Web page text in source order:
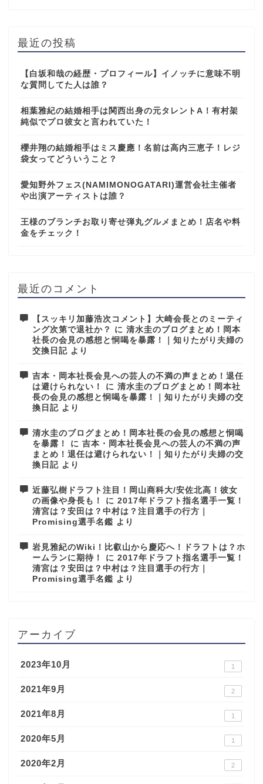
最近の投稿
【白坂和哉の経歴・プロフィール】イノッチに意味不明
な質問してた人は誰？
相葉雅紀の結婚相手は関西出身の元タレントA！有村架
純似でプロ彼女と言われていた！
櫻井翔の結婚相手はミス慶應！名前は高内三恵子！レジ
袋女ってどういうこと？
愛知野外フェス(NAMIMONOGATARI)運営会社主催者
や出演アーティストは誰？
王様のブランチお取り寄せ弾丸グルメまとめ！店名や料
金をチェック！
最近のコメント
【スッキリ加藤浩次コメント】大崎会長とのミーティ
ング次第で退社か？
に 清水圭のブログまとめ！岡本
社長の会見の感想と恫喝を暴露！｜知りたがり夫婦の
交換日記 より
吉本・岡本社長会見への芸人の不満の声まとめ！退任
は避けられない！
に 清水圭のブログまとめ！岡本社
長の会見の感想と恫喝を暴露！｜知りたがり夫婦の交
換日記 より
清水圭のブログまとめ！岡本社長の会見の感想と恫喝
を暴露！
に 吉本・岡本社長会見への芸人の不満の声
まとめ！退任は避けられない！｜知りたがり夫婦の交
換日記 より
近藤弘樹ドラフト注目！岡山商科大/安佐北高！彼女
の画像や身長も！
に 2017年ドラフト指名選手一覧！
清宮は？安田は？中村は？注目選手の行方｜
Promising選手名鑑 より
岩見雅紀のWiki！比叡山から慶応へ！ドラフトは？ホ
ームランに期待！
に 2017年ドラフト指名選手一覧！
清宮は？安田は？中村は？注目選手の行方｜
Promising選手名鑑 より
アーカイブ
2023年10月 1
2021年9月 2
2021年8月 1
2020年5月 1
2020年2月 2